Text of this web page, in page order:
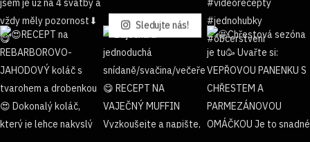
Sledujte nás!